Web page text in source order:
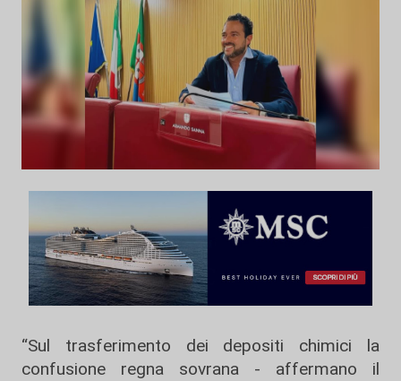
“Sul trasferimento dei depositi chimici la
confusione regna sovrana - affermano il